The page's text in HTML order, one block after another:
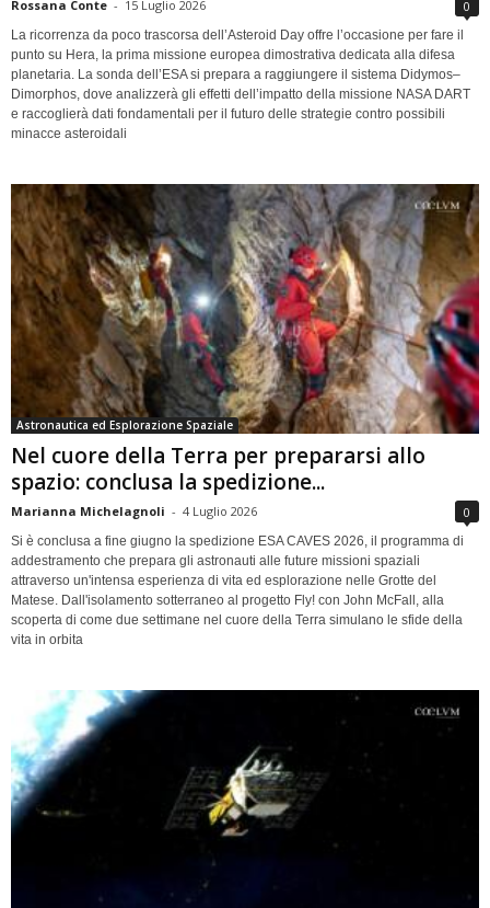
Rossana Conte - 15 Luglio 2026 0
La ricorrenza da poco trascorsa dell’Asteroid Day offre l’occasione per fare il
punto su Hera, la prima missione europea dimostrativa dedicata alla difesa
planetaria. La sonda dell’ESA si prepara a raggiungere il sistema Didymos–
Dimorphos, dove analizzerà gli effetti dell’impatto della missione NASA DART
e raccoglierà dati fondamentali per il futuro delle strategie contro possibili
minacce asteroidali
Astronautica ed Esplorazione Spaziale
Nel cuore della Terra per prepararsi allo
spazio: conclusa la spedizione...
Marianna Michelagnoli - 4 Luglio 2026 0
Si è conclusa a fine giugno la spedizione ESA CAVES 2026, il programma di
addestramento che prepara gli astronauti alle future missioni spaziali
attraverso un'intensa esperienza di vita ed esplorazione nelle Grotte del
Matese. Dall'isolamento sotterraneo al progetto Fly! con John McFall, alla
scoperta di come due settimane nel cuore della Terra simulano le sfide della
vita in orbita